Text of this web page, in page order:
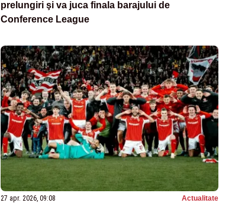
prelungiri şi va juca finala barajului de
Conference League
27 apr. 2026, 09:08 Actualitate